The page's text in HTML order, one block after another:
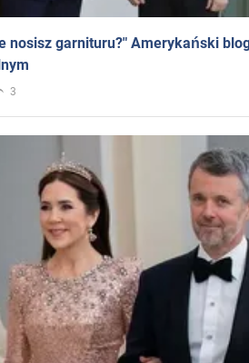
nosisz garnituru?" Amerykański
3